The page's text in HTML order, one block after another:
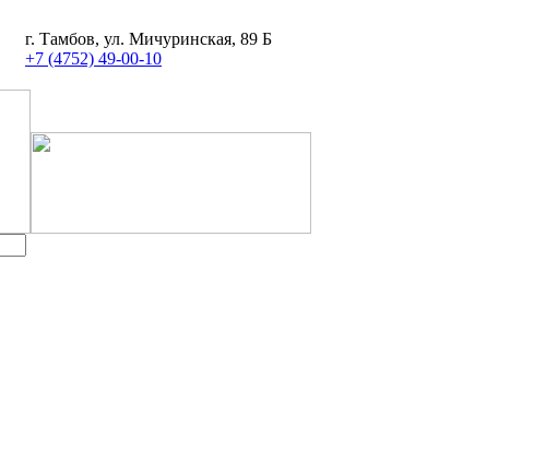
г. Тамбов, ул. Мичуринская, 89 Б
+7 (4752) 49-00-10